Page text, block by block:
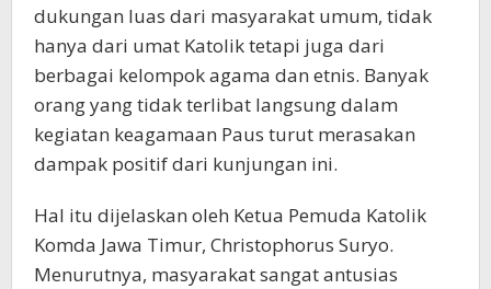
dukungan luas dari masyarakat umum, tidak
hanya dari umat Katolik tetapi juga dari
berbagai kelompok agama dan etnis. Banyak
orang yang tidak terlibat langsung dalam
kegiatan keagamaan Paus turut merasakan
dampak positif dari kunjungan ini.
Hal itu dijelaskan oleh Ketua Pemuda Katolik
Komda Jawa Timur, Christophorus Suryo.
Menurutnya, masyarakat sangat antusias